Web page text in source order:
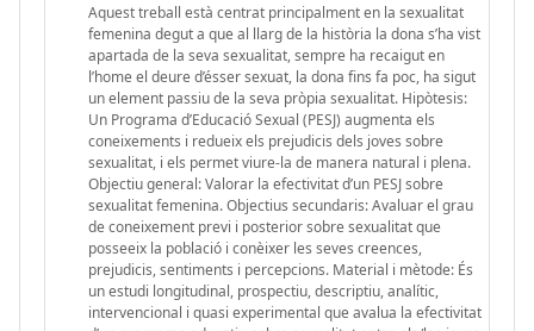
Aquest treball està centrat principalment en la sexualitat
femenina degut a que al llarg de la història la dona s’ha vist
apartada de la seva sexualitat, sempre ha recaigut en
l’home el deure d’ésser sexuat, la dona fins fa poc, ha sigut
un element passiu de la seva pròpia sexualitat. Hipòtesis:
Un Programa d’Educació Sexual (PESJ) augmenta els
coneixements i redueix els prejudicis dels joves sobre
sexualitat, i els permet viure-la de manera natural i plena.
Objectiu general: Valorar la efectivitat d’un PESJ sobre
sexualitat femenina. Objectius secundaris: Avaluar el grau
de coneixement previ i posterior sobre sexualitat que
posseeix la població i conèixer les seves creences,
prejudicis, sentiments i percepcions. Material i mètode: És
un estudi longitudinal, prospectiu, descriptiu, analític,
intervencional i quasi experimental que avalua la efectivitat